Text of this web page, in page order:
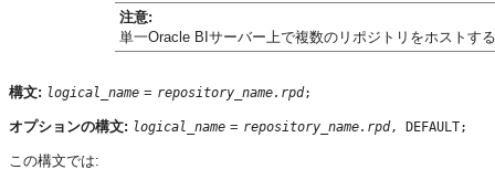
注意:
単一Oracle BIサーバー 上で複数のリポジトリをホストす
構文: logical_name = repository_name.rpd;
オプションの構文: logical_name = repository_name.rpd, DEFAULT;
この構文では: